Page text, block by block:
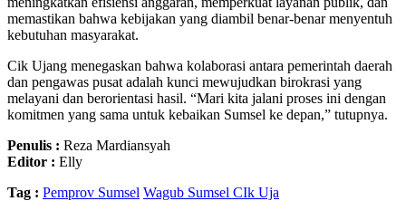
memastikan bahwa kebijakan yang diambil benar-benar menyentuh
kebutuhan masyarakat.
Cik Ujang menegaskan bahwa kolaborasi antara pemerintah daerah
dan pengawas pusat adalah kunci mewujudkan birokrasi yang
melayani dan berorientasi hasil. “Mari kita jalani proses ini dengan
komitmen yang sama untuk kebaikan Sumsel ke depan,” tutupnya.
Penulis : Reza Mardiansyah
Editor : Elly
Tag : Pemprov Sumsel Wagub Sumsel CIk Uja